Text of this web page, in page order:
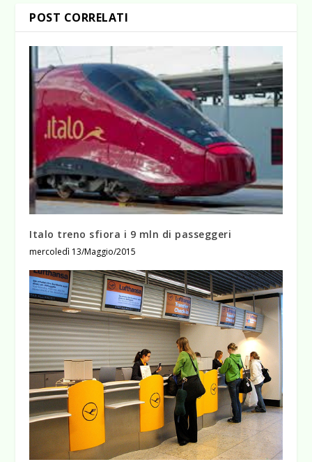
POST CORRELATI
Italo treno sfiora i 9 mln di passeggeri
mercoledì 13/Maggio/2015